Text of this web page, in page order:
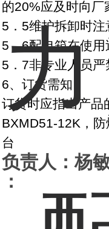
的20%应及时向
5．5维护拆卸时
5．6配电箱在使
5．7非专业人员
6、订货需知
订货时应指出产品
BXMD51-12K，
台
负责人：杨
：